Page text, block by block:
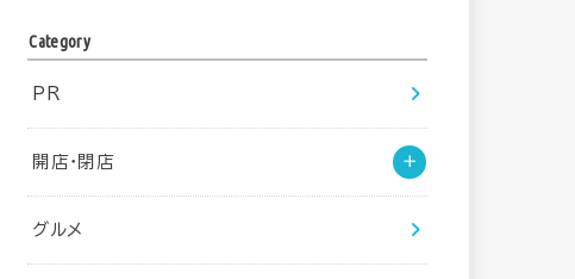
Category
PR
開店・閉店
グルメ